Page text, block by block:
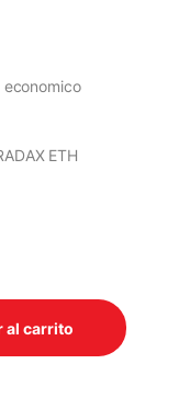
ETH
FLEX CO-W01
al carrito